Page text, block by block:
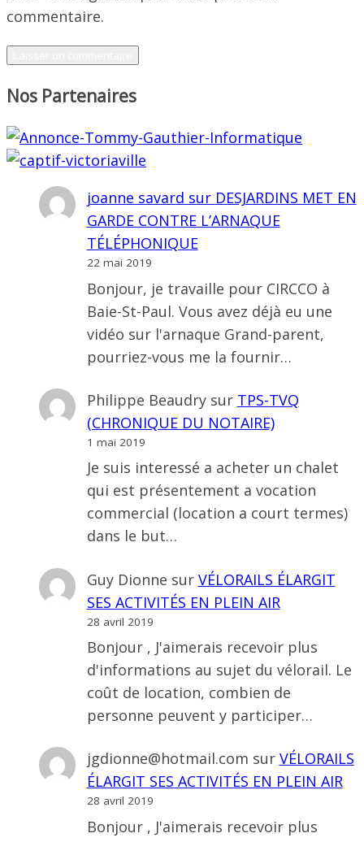
commentaire.
Nos Partenaires
joanne savard sur DESJARDINS MET EN
GARDE CONTRE L’ARNAQUE
TÉLÉPHONIQUE
22 mai 2019
Bonjour, je travaille pour CIRCCO à
Baie-St-Paul. Vous avez déjà eu une
vidéo sur l'arnaque Grand-parent,
pourriez-vous me la fournir…
Philippe Beaudrysur TPS-TVQ
(CHRONIQUE DU NOTAIRE)
1 mai 2019
Je suis interessé a acheter un chalet
qui est présentement a vocation
commercial (location a court termes)
dans le but…
Guy Dionne sur VÉLORAILS ÉLARGIT
SES ACTIVITÉS EN PLEIN AIR
28 avril 2019
Bonjour , J'aimerais recevoir plus
d'informations au sujet du vélorail. Le
coût de location, combien de
personne peuvent y participer…
jgdionne@hotmail.com sur VÉLORAILS
ÉLARGIT SES ACTIVITÉS EN PLEIN AIR
28 avril 2019
Bonjour , J'aimerais recevoir plus